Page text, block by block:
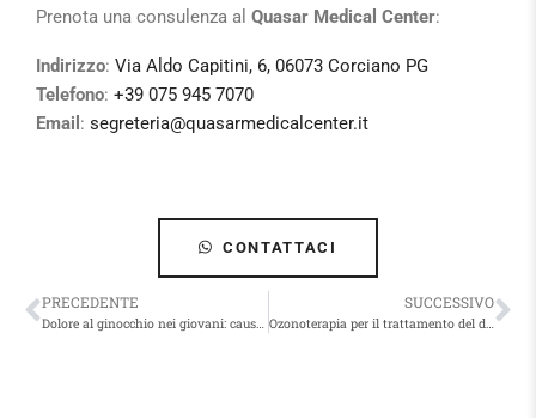
Prenota una consulenza al Quasar Medical Center:
Indirizzo: Via Aldo Capitini, 6, 06073 Corciano PG
Telefono: +39 075 945 7070
Email : segreteria@quasarmedicalcenter.it
CONTATTACI
PRECEDENTE
Dolore al ginocchio nei giovani: cause e trattamenti
SUCCESSIVO
Ozonoterapia per il trattamento del dolore cronico